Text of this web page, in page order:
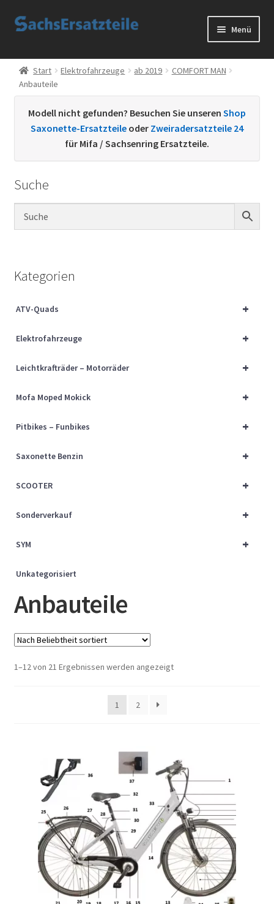
Zur
Zum
Menü
Start
AGB
Datenschutzerklärung
Kontakt
Sachs Ersatzteile
Über uns
Start Elektrofahrzeuge ab 2019
COMFORT MAN
Anbauteile
Modell nicht gefunden? Besuchen Sie unseren Shop
Saxonette-Ersatzteile oder Zweiradersatzteile 24
für Mifa / Sachsenring Ersatzteile.
Suche
Kategorien
+
ATV-Quads
+
Elektrofahrzeuge
+
Leichtkrafträder – Motorräder
+
Mofa Moped Mokick
+
Pitbikes – Funbikes
+
Saxonette Benzin
+
SCOOTER
+
Sonderverkauf
+
SYM
Unkategorisiert
Anbauteile
1–12 von 21 Ergebnissen werden angezeigtNach
1
2